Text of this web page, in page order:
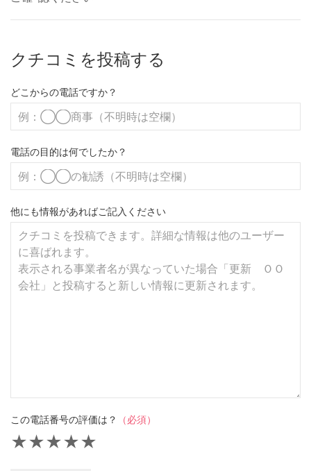
クチコミを投稿する
どこからの電話ですか？
電話の目的は何でしたか？
他にも情報があればご記入ください
この電話番号の評価は？ （必須）
★
★
★
★
★